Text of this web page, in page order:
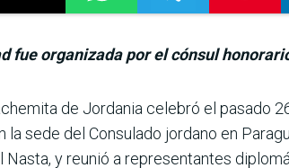
fue organizada por el cónsul
de Jor­dania celebró el pasado
la sede del Consu­lado jordano en
Nasta, y reunió a represen­tantes